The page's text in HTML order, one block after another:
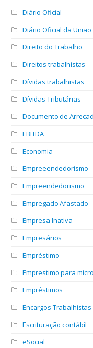
Diário Oficial
Diário Oficial da União
Direito do Trabalho
Direitos trabalhistas
Dívidas trabalhistas
Dívidas Tributárias
Documento de
EBITDA
Economia
Empreeendedorismo
Empreendedorismo
Empregado Afastado
Empresa Inativa
Empresários
Empréstimo
Emprestimo para
Empréstimos
Encargos Trabalhistas
Escrituração contábil
eSocial